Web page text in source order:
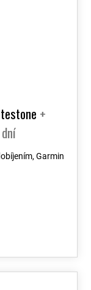
+
Garmin